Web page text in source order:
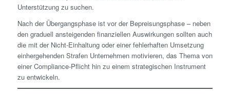
Unterstützung zu suchen.
Nach der Übergangsphase ist vor der Bepreisungsphase – neben
den graduell ansteigenden finanziellen Auswirkungen sollten auch
die mit der Nicht-Einhaltung oder einer fehlerhaften Umsetzung
einhergehenden Strafen Unternehmen motivieren, das Thema von
einer Compliance-Pflicht hin zu einem strategischen Instrument
zu entwickeln.